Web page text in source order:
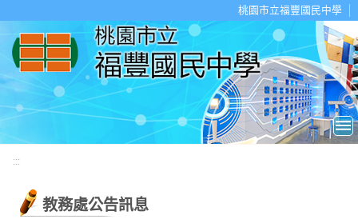
桃園市立福豐國民中學
:::
教務處公告訊息